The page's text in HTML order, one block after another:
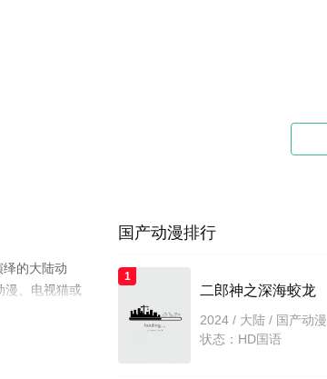
的大陆动
漫、电视猫或
国产动漫排行
1
二郎神之深海蛟龙
2024 / 大陆 / 国产动漫
状态：HD国语